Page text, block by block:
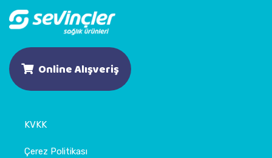
Online Alışveriş
KVKK
Çerez Politikası